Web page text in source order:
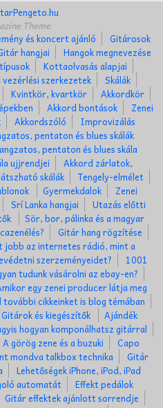
Theme
és koncert ajánló
Gitárosok
hangjai
Hangok megnevezése
Kottaolvasás alapjai
vezérlési szerkezetek
Skálák
Kvintkör, kvartkör
Akkordkör
Akkord bontások
Zenei
Akkordszóló
Improvizálás
pentaton és blues skálák
pentaton és blues skála
ujjrendjei
Akkord zárlatok,
skálák
Tengely-elmélet
Gyermekdalok
Zenei
Srí Lanka hangjai
Utazás előtti
Sör, bor, pálinka és a magyar
Gitár hang rögzítése
jobb az internetes rádió, mint a
szerzeményeidet?
1001
tudunk vásárolni az ebay-en?
egy zenei producer látja meg
további cikkeinket is blog témában
Gitárok és kiegészítők
Ajándék
hogyan komponálhatsz gitárral
A görög zene és a buzuki
Capo
mondva talkbox technika
Gitár
Lehetőségek iPhone, iPod, iPad
automatát
Effekt pedálok
Gitár effektek ajánlott sorrendje